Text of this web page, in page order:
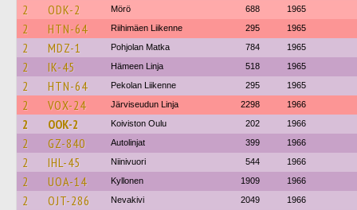
2 ODK-2 Mörö 688 1965
2 HTN-64 Riihimäen Liikenne 295 1965
2 MDZ-1 Pohjolan Matka 784 1965
2 IK-45 Hämeen Linja 518 1965
2 HTN-64 Pekolan Liikenne 295 1965
2 VOX-24 Järviseudun Linja 2298 1966
2 OOK-2 Koiviston Oulu 202 1966
2 GZ-840 Autolinjat 399 1966
2 IHL-45 Niinivuori 544 1966
2 UOA-14 Kyllonen 1909 1966
2 OJT-286 Nevakivi 2049 1966